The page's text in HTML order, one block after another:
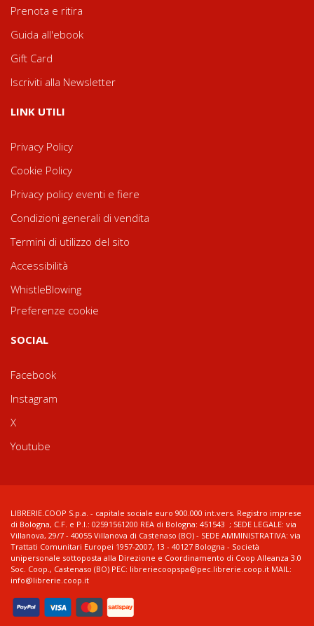
Prenota e ritira
Guida all'ebook
Gift Card
Iscriviti alla Newsletter
LINK UTILI
Privacy Policy
Cookie Policy
Privacy policy eventi e fiere
Condizioni generali di vendita
Termini di utilizzo del sito
Accessibilità
WhistleBlowing
Preferenze cookie
SOCIAL
Facebook
Instagram
X
Youtube
LIBRERIE.COOP S.p.a. - capitale sociale euro 900.000 int.vers. Registro imprese
di Bologna, C.F. e P.I.: 02591561200 REA di Bologna: 451543 ; SEDE LEGALE: via
Villanova, 29/7 - 40055 Villanova di Castenaso (BO) - SEDE AMMINISTRATIVA: via
Trattati Comunitari Europei 1957-2007, 13 - 40127 Bologna - Società
unipersonale sottoposta alla Direzione e Coordinamento di Coop Alleanza 3.0
Soc. Coop., Castenaso (BO) PEC: libreriecoopspa@pec.librerie.coop.it MAIL:
info@librerie.coop.it